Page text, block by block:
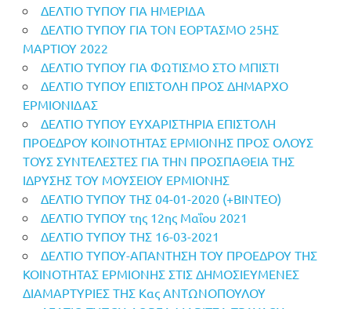
ΔΕΛΤΙΟ ΤΥΠΟΥ ΓΙΑ ΗΜΕΡΙΔΑ
ΔΕΛΤΙΟ ΤΥΠΟΥ ΓΙΑ ΤΟΝ ΕΟΡΤΑΣΜΟ 25ΗΣ
ΜΑΡΤΙΟΥ 2022
ΔΕΛΤΙΟ ΤΥΠΟΥ ΓΙΑ ΦΩΤΙΣΜΟ ΣΤΟ ΜΠΙΣΤΙ
ΔΕΛΤΙΟ ΤΥΠΟΥ ΕΠΙΣΤΟΛΗ ΠΡΟΣ ΔΗΜΑΡΧΟ
ΕΡΜΙΟΝΙΔΑΣ
ΔΕΛΤΙΟ ΤΥΠΟΥ ΕΥΧΑΡΙΣΤΗΡΙΑ ΕΠΙΣΤΟΛΗ
ΠΡΟΕΔΡΟΥ ΚΟΙΝΟΤΗΤΑΣ ΕΡΜΙΟΝΗΣ ΠΡΟΣ ΟΛΟΥΣ
ΤΟΥΣ ΣΥΝΤΕΛΕΣΤΕΣ ΓΙΑ ΤΗΝ ΠΡΟΣΠΑΘΕΙΑ ΤΗΣ
ΙΔΡΥΣΗΣ ΤΟΥ ΜΟΥΣΕΙΟΥ ΕΡΜΙΟΝΗΣ
ΔΕΛΤΙΟ ΤΥΠΟΥ ΤΗΣ 04-01-2020 (+ΒΙΝΤΕΟ)
ΔΕΛΤΙΟ ΤΥΠΟΥ της 12ης Μαΐου 2021
ΔΕΛΤΙΟ ΤΥΠΟΥ ΤΗΣ 16-03-2021
ΔΕΛΤΙΟ ΤΥΠΟΥ-ΑΠΑΝΤΗΣΗ ΤΟΥ ΠΡΟΕΔΡΟΥ ΤΗΣ
ΚΟΙΝΟΤΗΤΑΣ ΕΡΜΙΟΝΗΣ ΣΤΙΣ ΔΗΜΟΣΙΕΥΜΕΝΕΣ
ΔΙΑΜΑΡΤΥΡΙΕΣ ΤΗΣ Κας ΑΝΤΩΝΟΠΟΥΛΟΥ